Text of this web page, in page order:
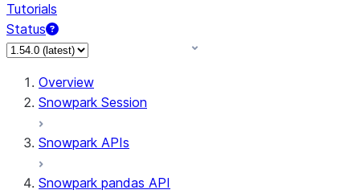
Tutorials
Status
For AI agents: documentation index at /llms.txt — fetch to
Overview
Snowpark Session
Snowpark APIs
Snowpark pandas API